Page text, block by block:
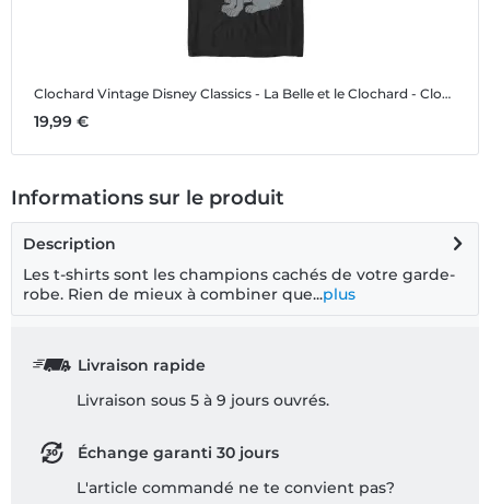
Clochard Vintage Disney Classics - La Belle et le Clochard - Clochard Vintage - Homme T-shirt
19,99 €
Informations sur le produit
Description
Les t-shirts sont les champions cachés de votre garde-
robe. Rien de mieux à combiner que...plus
Livraison rapide
Livraison sous 5 à 9 jours ouvrés.
Échange garanti 30 jours
L'article commandé ne te convient pas?